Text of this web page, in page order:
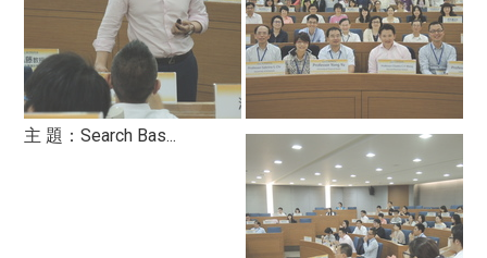
主 題：Search Bas...